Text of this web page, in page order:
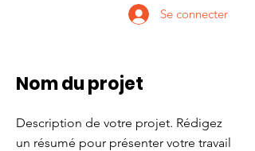
Se connecter
Nom du projet
Description de votre projet. Rédigez
un résumé pour présenter votre travail